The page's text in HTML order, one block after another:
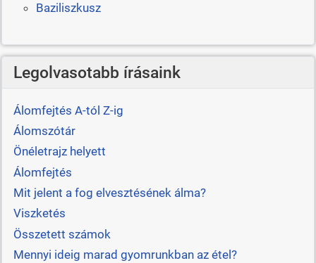
Baziliszkusz
Legolvasotabb írásaink
Álomfejtés A-tól Z-ig
Álomszótár
Önéletrajz helyett
Álomfejtés
Mit jelent a fog elvesztésének álma?
Viszketés
Összetett számok
Mennyi ideig marad gyomrunkban az étel?